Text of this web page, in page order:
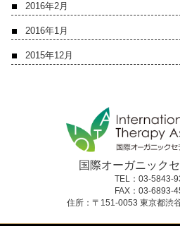
2016年2月
2016年1月
2015年12月
国際オーガニック
TEL：03-5843-
FAX：03-6893-
住所：〒151-0053 東京都渋